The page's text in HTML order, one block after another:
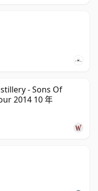
- Sons Of
2014 10 年